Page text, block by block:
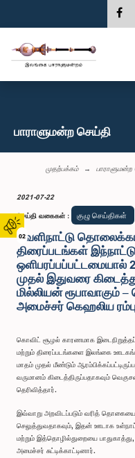
02
பாராளுமன்ற செய்தி
முதற்பக்கம் பாராளுமன்ற
2021-07-22
செய்தி வகைகள் : குழு செய்திகள்
வெளிநாட்டு
திரைப்படங்கள்
ஒளிபரப்பப்பட்டமையால்
முதல் இதுவரை
மில்லியன் ரூபாவாகும்
அமைச்சர் கெஹலிய
கொவிட் சூழல் காரணமாக
மற்றும் திரைப்படங்களை இலங்கை
மாதம் முதல் மீண்டும்
வருமானம் கிடைத்திருப்பதாகவும்
தெரிவித்தார்.
இவ்வாறு அறவிடப்படும் வரித்
செலுத்துவதாகவும், இதன் ஊடாக
மற்றும் இத்தொழில்துறையை
அமைச்சர் சுட்டிக்காட்டினார்.